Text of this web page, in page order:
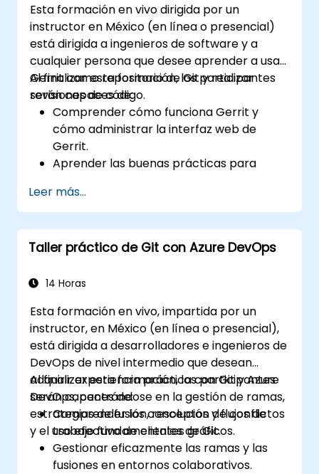
Esta formación en vivo dirigida por un
instructor en México (en línea o presencial)
está dirigida a ingenieros de software y a
cualquier persona que desee aprender a usar
Gerrit como repositorio de Git y realizar
revisiones de código.
Al finalizar esta formación, los participantes
serán capaces de:
Comprender cómo funciona Gerrit y
cómo administrar la interfaz web de
Gerrit.
Aprender las buenas prácticas para
trabajo de revisión de código.
Administrar y configurar un proyecto en
Gerrit.
Leer más...
Taller práctico de Git con Azure DevOps
14 Horas
Esta formación en vivo, impartida por un
instructor, en México (en línea o presencial),
está dirigida a desarrolladores e ingenieros de
DevOps de nivel intermedio que desean
adquirir experiencia práctica con Git y Azure
DevOps, centrándose en la gestión de ramas,
estrategias de fusión, resolución de conflictos
y el uso efectivo de clientes gráficos.
Al finalizar esta formación, los participantes
serán capaces de:
Comprender los conceptos y flujos de
trabajo fundamentales de Git.
Gestionar eficazmente las ramas y las
fusiones en entornos colaborativos.